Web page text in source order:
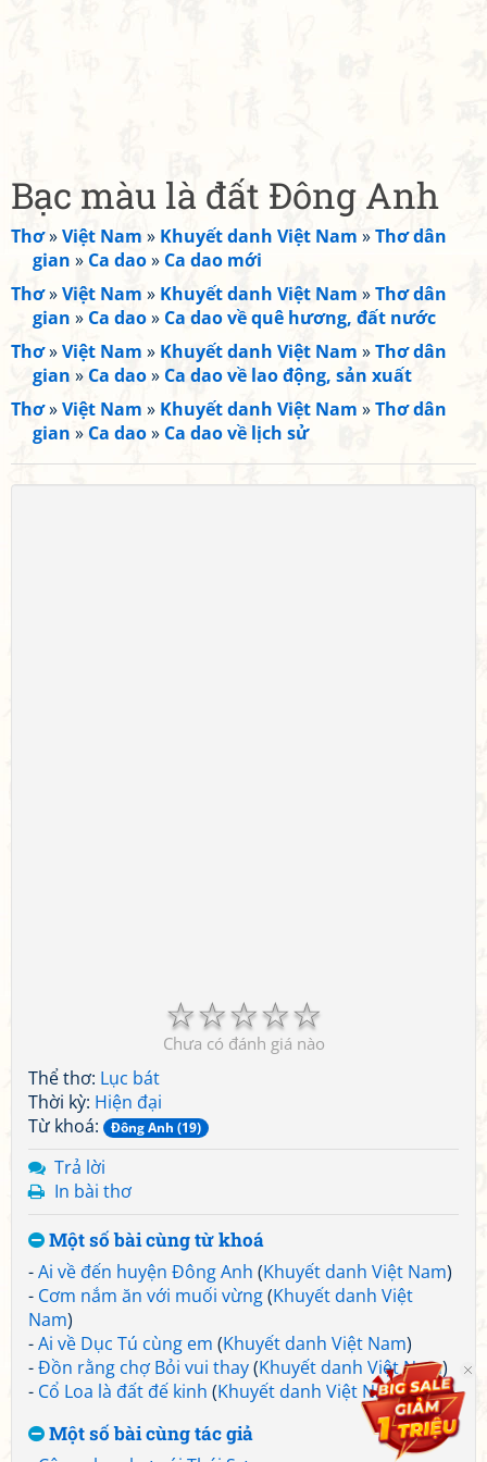
Bạc màu là đất Đông Anh
Thơ»Việt Nam » Khuyết danh Việt Nam »Thơ dân
gian » Ca dao» Ca dao mới
Thơ»Việt Nam » Khuyết danh Việt Nam »Thơ dân
gian » Ca dao» Ca dao về quê hương, đất nước
Thơ»Việt Nam » Khuyết danh Việt Nam »Thơ dân
gian » Ca dao» Ca dao về lao động, sản xuất
Thơ»Việt Nam » Khuyết danh Việt Nam »Thơ dân
gian » Ca dao» Ca dao về lịch sử
☆
☆
☆
☆
☆
Chưa có đánh giá nào
Thể thơ: Lục bát
Thời kỳ: Hiện đại
Từ khoá:
Đông Anh (19)
Trả lời
In bài thơ
Một số bài cùng từ khoá
-Ai về đến huyện Đông Anh (Khuyết danh Việt Nam)
- Cơm nắm ăn với muối vừng(Khuyết danh Việt
Nam)
-Ai về Dục Tú cùng em (Khuyết danh Việt Nam)
-Đồn rằng chợ Bỏi vui thay(Khuyết danh Việt Nam)
- Cổ Loa là đất đế kinh (Khuyết danh Việt Nam)
Một số bài cùng tác giả